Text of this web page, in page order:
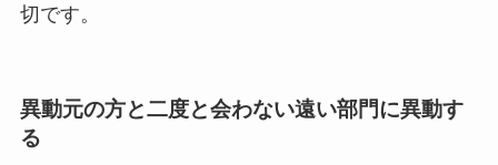
切です。
異動元の方と二度と会わない遠い部門に異動す
る